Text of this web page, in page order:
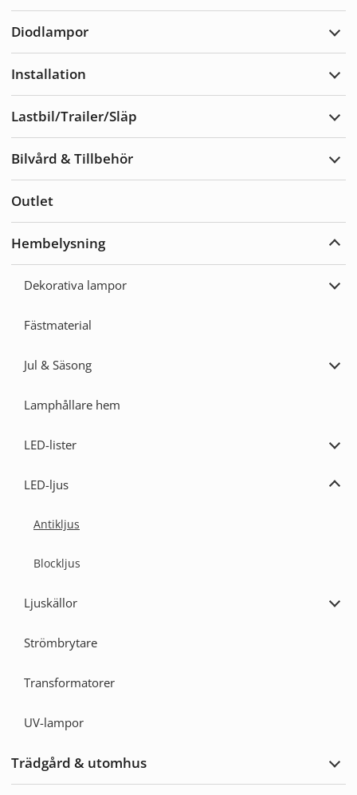
Diodlampor
Installation
Lastbil/Trailer/Släp
Bilvård & Tillbehör
Outlet
Hembelysning
Dekorativa lampor
Fästmaterial
Jul & Säsong
Lamphållare hem
LED-lister
LED-ljus
Antikljus
Blockljus
Ljuskällor
Strömbrytare
Transformatorer
UV-lampor
Trädgård & utomhus